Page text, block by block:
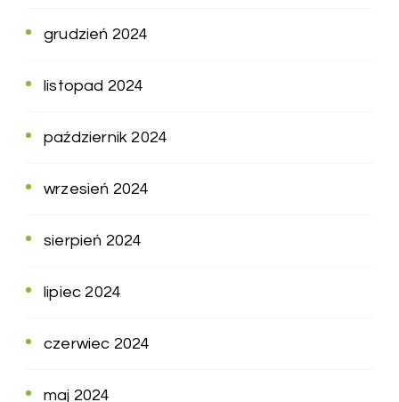
grudzień 2024
listopad 2024
październik 2024
wrzesień 2024
sierpień 2024
lipiec 2024
czerwiec 2024
maj 2024